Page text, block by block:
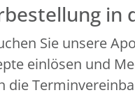
in
Sie unsere
einlösen und
die